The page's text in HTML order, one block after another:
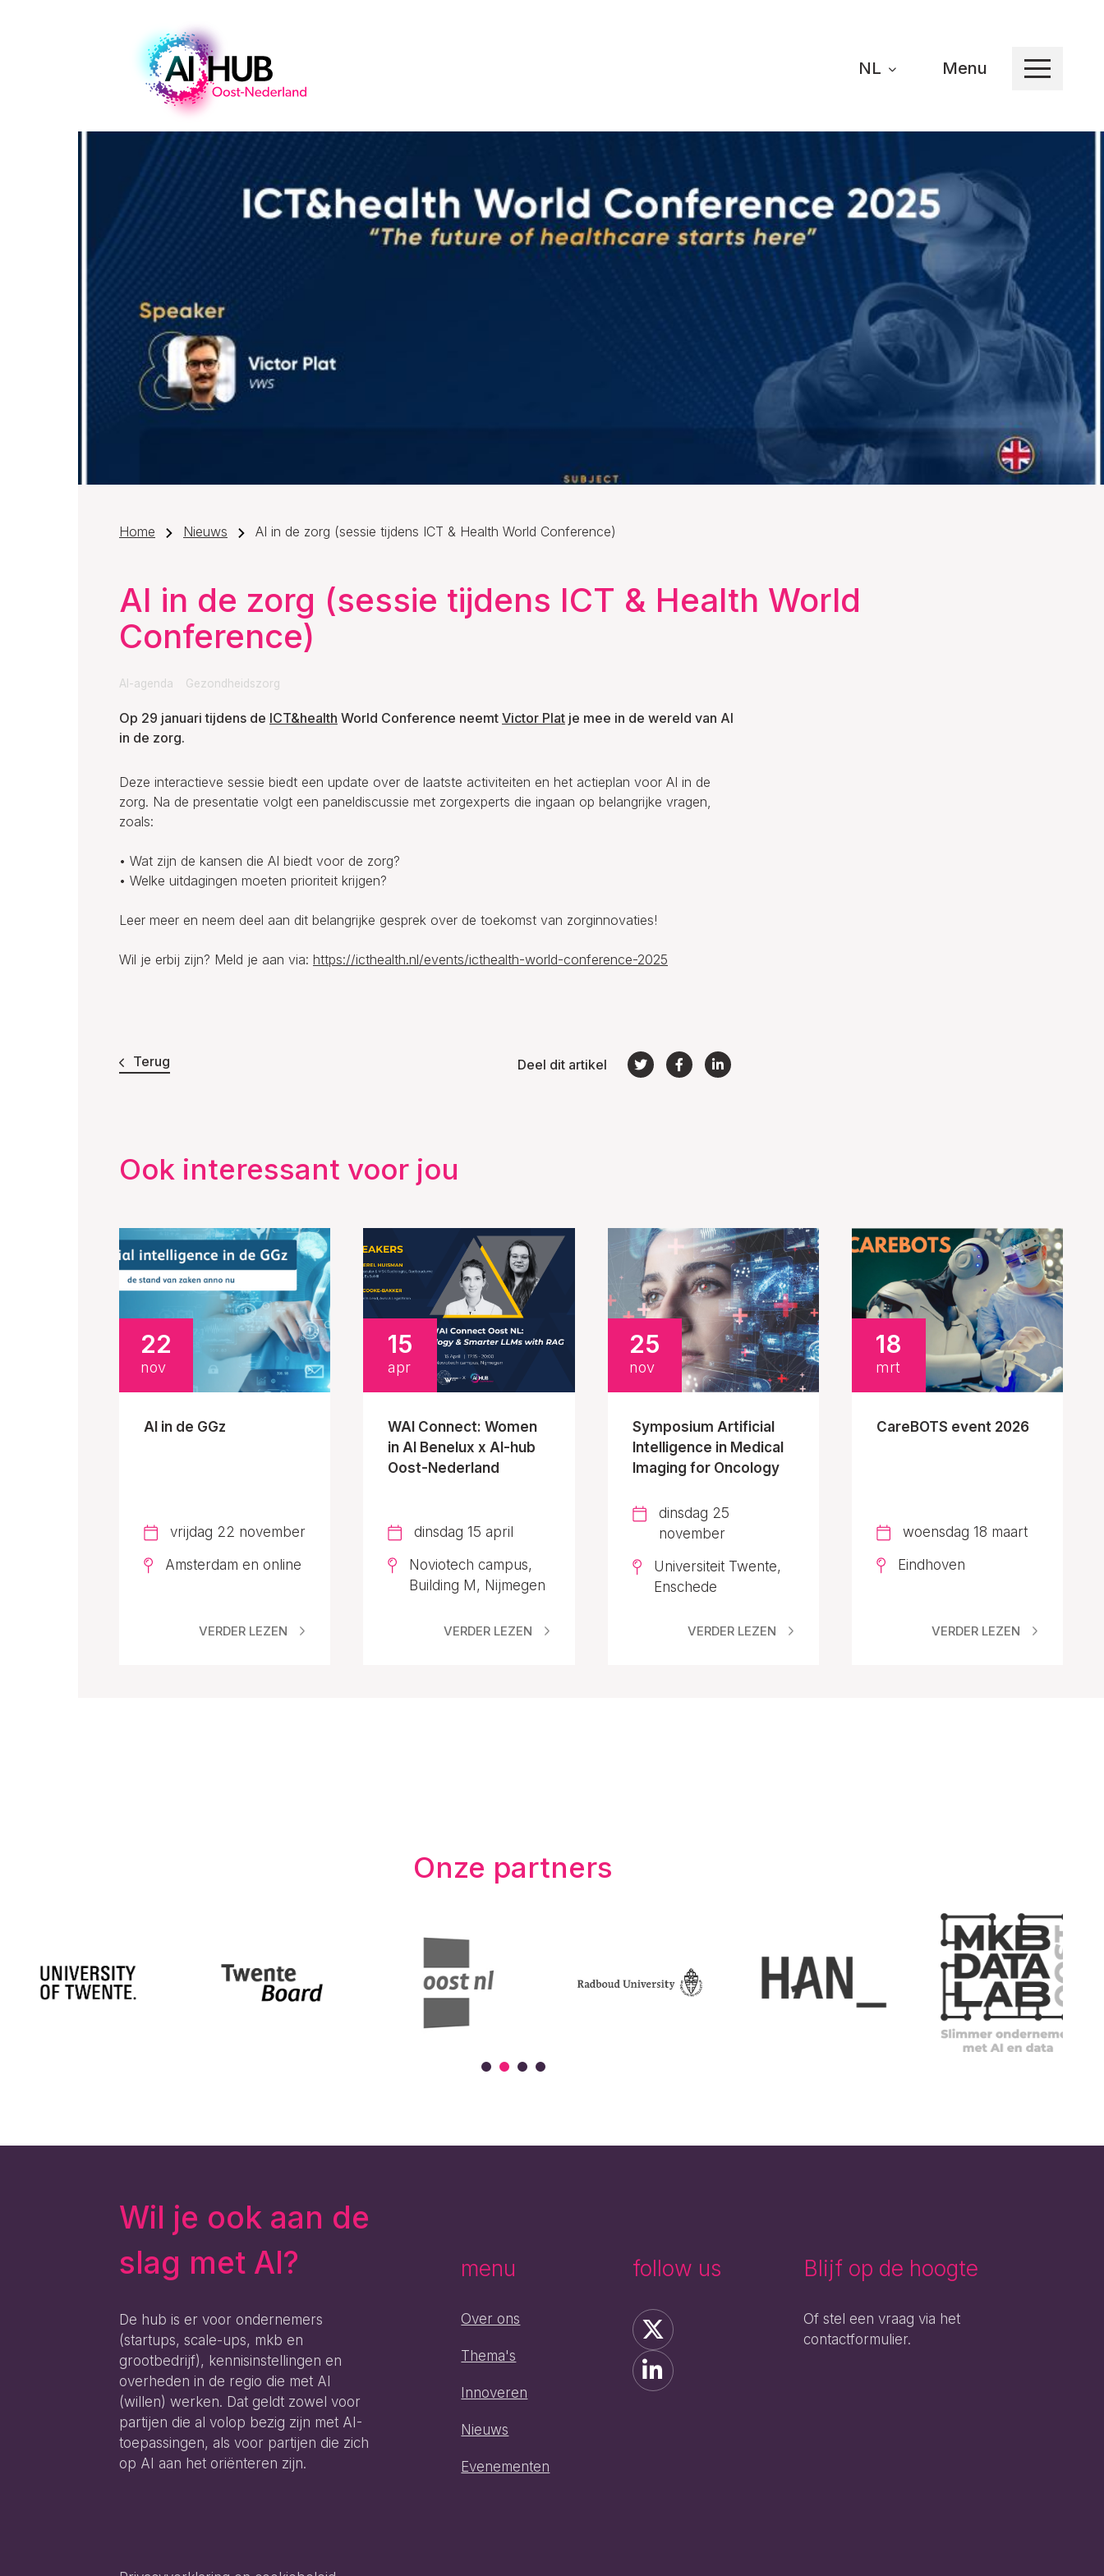
NL Menu
Home Nieuws AI in de zorg (sessie tijdens ICT & Health World Conference)
AI in de zorg (sessie tijdens ICT & Health World
Conference)
AI-agenda Gezondheidszorg
Op 29 januari tijdens de ICT&health World Conference neemt Victor Plat je mee in de wereld van AI
in de zorg.
Deze interactieve sessie biedt een update over de laatste activiteiten en het actieplan voor AI in de
zorg. Na de presentatie volgt een paneldiscussie met zorgexperts die ingaan op belangrijke vragen,
zoals:
• Wat zijn de kansen die AI biedt voor de zorg?
• Welke uitdagingen moeten prioriteit krijgen?
Leer meer en neem deel aan dit belangrijke gesprek over de toekomst van zorginnovaties!
Wil je erbij zijn? Meld je aan via: https://icthealth.nl/events/icthealth-world-conference-2025
Terug Deel dit artikel
Ook interessant voor jou
22
nov
AI in de GGz
vrijdag 22 november
Amsterdam en online
VERDER LEZEN
15
apr
WAI Connect: Women
in AI Benelux x AI-hub
Oost-Nederland
dinsdag 15 april
Noviotech campus,
Building M, Nijmegen
VERDER LEZEN
25
nov
Symposium Artificial
Intelligence in Medical
Imaging for Oncology
dinsdag 25
november
Universiteit Twente,
Enschede
VERDER LEZEN
18
mrt
CareBOTS event 2026
woensdag 18 maart
Eindhoven
VERDER LEZEN
Onze partners
Wil je ook aan de
slag met AI?
De hub is er voor ondernemers
(startups, scale-ups, mkb en
grootbedrijf), kennisinstellingen en
overheden in de regio die met AI
(willen) werken. Dat geldt zowel voor
partijen die al volop bezig zijn met AI-
toepassingen, als voor partijen die zich
op AI aan het oriënteren zijn.
menu
Over ons
Thema's
Innoveren
Nieuws
Evenementen
follow us Blijf op de hoogte
Of stel een vraag via het
contactformulier.